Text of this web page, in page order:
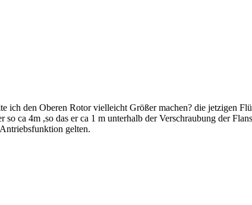
ich den Oberen Rotor vielleicht Größer machen? die jetzigen
ca 4m ,so das er ca 1 m unterhalb der Verschraubung der
gelten.